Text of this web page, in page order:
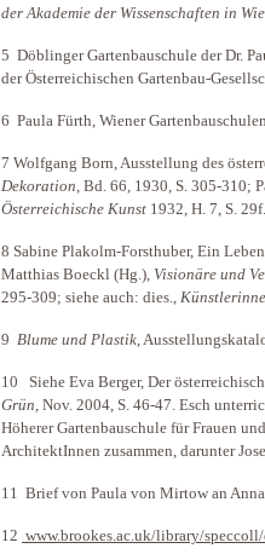
der Akademie der Wissenschaften in
5 Döblinger Gartenbauschule der Dr.
der Österreichischen Gartenbau-
6 Paula Fürth, Wiener
7 Wolfgang Born, Ausstellung des
Dekoration , Bd. 66, 1930, S. 305-310;
Österreichische Kunst 1932, H. 7, S. 29f.
8 Sabine Plakolm-Forsthuber, Ein
Matthias Boeckl (Hg.), Visionäre und
295-309; siehe auch: dies.,
9 Blume und Plastik ,
10 Siehe Eva Berger, Der
Grün, Nov. 2004, S. 46-47. Esch
Höherer Gartenbauschule für Frauen
ArchitektInnen zusammen, darunter
11 Brief von Paula von Mirtow an
12 www.brookes.ac.uk/library/